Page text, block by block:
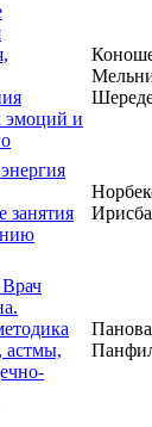
эмоций и
занятия
Врач
астмы,